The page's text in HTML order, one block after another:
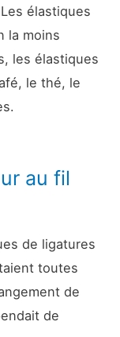
élastiques
la moins
les élastiques
le thé, le
au fil
de ligatures
toutes
de
de